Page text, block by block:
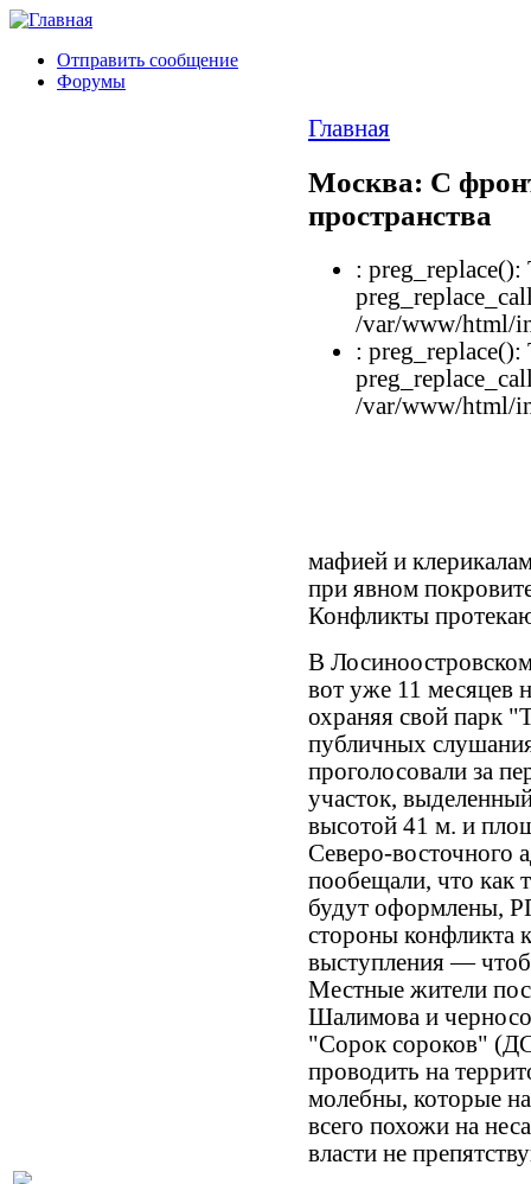
Отправить сообщение
Форумы
Главная
Москва: С
пространства
: preg_replace():
/var/www/html/
: preg_replace():
/var/www/html/
мафией и
при явном
Конфликты
В
вот уже 11 месяцев
охраняя свой парк
публичных
проголосовали за
участок,
высотой 41 м. и
Северо-восточного
пообещали, что как
будут оформлены,
стороны конфликта
выступления —
Местные жители
Шалимова и
"Сорок сороков"
проводить на
молебны, которые
всего похожи на
власти не